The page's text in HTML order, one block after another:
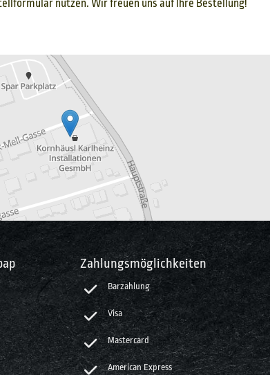
nutzen. Wir freuen uns auf Ihre Bestellung!
Zahlungsmöglichkeiten
Barzahlung
Visa
Mastercard
American Express